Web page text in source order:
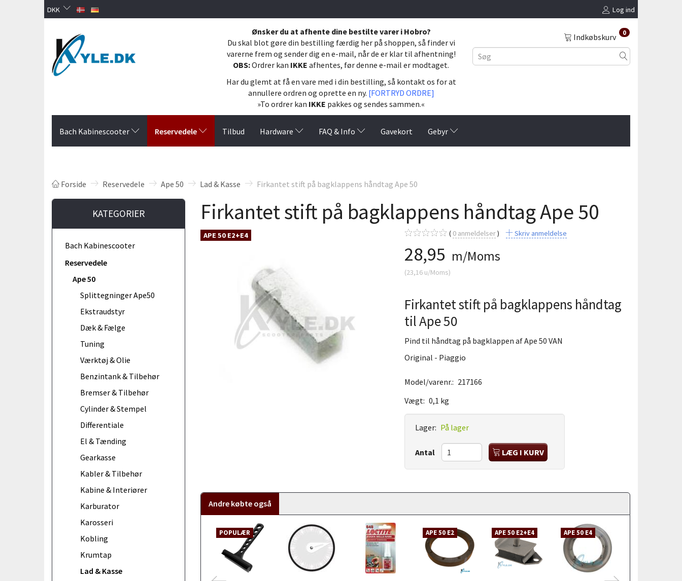
DKK Log ind
Ønsker du at afhente dine bestilte varer i Hobro?
Du skal blot gøre din bestilling færdig her på shoppen, så finder vi
varerne frem og sender dig en e-mail, når de er klar til afhentning!
OBS:Ordrer kan IKKE afhentes, før denne e-mail er modtaget.
Har du glemt at få en vare med i din bestilling, så kontakt os for at
annullere ordren og oprette en ny. [FORTRYD ORDRE]
»To ordrer kan IKKE pakkes og sendes sammen.«
Indkøbskurv 0
Bach Kabinescooter Reservedele Tilbud Hardware FAQ & Info Gavekort Gebyr
Forside Reservedele Ape 50 Lad & Kasse Firkantet stift på bagklappens håndtag Ape 50
KATEGORIER
Bach Kabinescooter
Reservedele
Ape 50
Splittegninger Ape50
Ekstraudstyr
Dæk & Fælge
Tuning
Værktøj & Olie
Benzintank & Tilbehør
Bremser & Tilbehør
Cylinder & Stempel
Differentiale
El & Tænding
Gearkasse
Kabler & Tilbehør
Kabine & Interiører
Karburator
Karosseri
Kobling
Krumtap
Lad & Kasse
Firkantet stift på bagklappens håndtag Ape 50
APE 50 E2+E4 0anmeldelser Skriv anmeldelse
28,95 m/Moms
(23,16u/Moms)
Firkantet stift på bagklappens håndtag
til Ape 50
Pind til håndtag på bagklappen af Ape 50 VAN
Original - Piaggio
Model/varenr.: 217166
Vægt: 0,1 kg
Lager: På lager
Antal LÆG I KURV
Andre købte også
POPULÆR APE 50 E2 APE 50 E2+E4 APE 50 E4